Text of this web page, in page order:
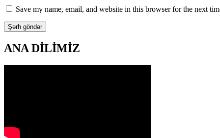
Save my name, email, and website in this browser for the next
ANA DİLİMİZ